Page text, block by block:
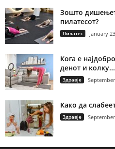
Зошто
пилатесот?
Пилатес January
Кога е
денот и колку...
Здравје
Како да
Здравје